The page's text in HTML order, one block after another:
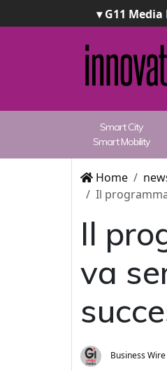
▾ G11
Smart City
Smart Mobility
Home
Il
Il
va
Business Wire